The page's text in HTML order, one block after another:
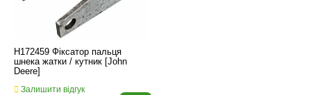
H172459 Фіксатор пальця
шнека жатки / кутник [John
Deere]
Залишити відгук